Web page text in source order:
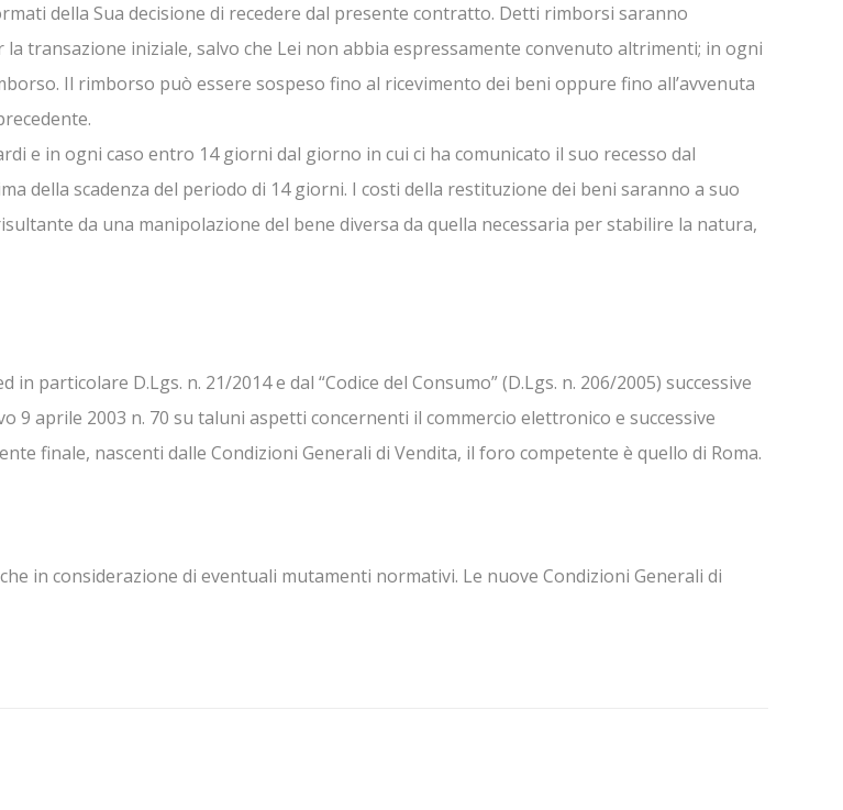
della Sua decisione di recedere dal presente contratto. Detti rimborsi saranno
transazione iniziale, salvo che Lei non abbia espressamente convenuto altrimenti; in ogni
Il rimborso può essere sospeso fino al ricevimento dei beni oppure fino all’avvenuta
e in ogni caso entro 14 giorni dal giorno in cui ci ha comunicato il suo recesso dal
della scadenza del periodo di 14 giorni. I costi della restituzione dei beni saranno a suo
da una manipolazione del bene diversa da quella necessaria per stabilire la natura,
particolare D.Lgs. n. 21/2014 e dal “Codice del Consumo” (D.Lgs. n. 206/2005) successive
aprile 2003 n. 70 su taluni aspetti concernenti il commercio elettronico e successive
finale, nascenti dalle Condizioni Generali di Vendita, il foro competente è quello di Roma.
in considerazione di eventuali mutamenti normativi. Le nuove Condizioni Generali di